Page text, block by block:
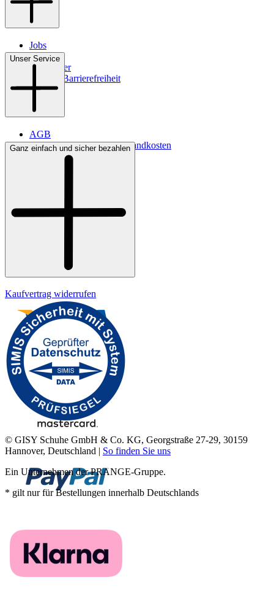
Jobs
Filialen
Newsletter
Digitale Barrierefreiheit
Unser Service
AGB
Lieferbedingungen & Versandkosten
Bezahlung
Ganz einfach und sicher bezahlen
Kaufvertrag widerrufen
© GISY Schuhe GmbH & Co. KG, Georgstraße 27-29, 30159
Hannover, Deutschland | So finden Sie uns
Ein Unternehmen der PRANGE-Gruppe.
* gilt nur für Bestellungen innerhalb Deutschlands